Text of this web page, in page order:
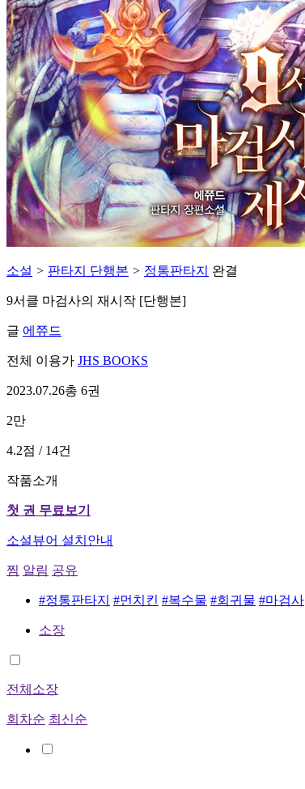
소설 > 판타지 단행본 > 정통판타지 완결
9서클 마검사의 재시작 [단행본]
글 에쮸드
전체 이용가 JHS BOOKS
2023.07.26총 6권
2만
4.2점 / 14건
작품소개
첫 권 무료보기
소설뷰어 설치안내
찜 알림 공유
#정통판타지 #먼치킨 #복수물 #회귀물 #마검사
소장
전체소장
회차순 최신순